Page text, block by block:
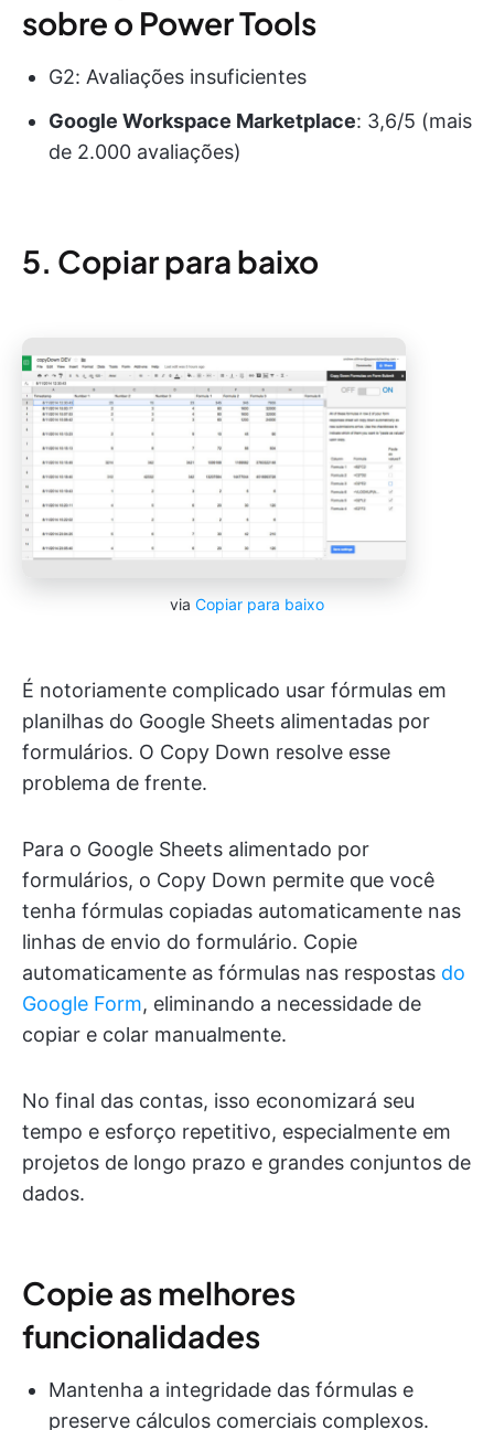
sobre o Power Tools
G2: Avaliações insuficientes
Google Workspace Marketplace: 3,6/5 (mais
de 2.000 avaliações)
5. Copiar para baixo
via Copiar para baixo
É notoriamente complicado usar fórmulas em
planilhas do Google Sheets alimentadas por
formulários. O Copy Down resolve esse
problema de frente.
Para o Google Sheets alimentado por
formulários, o Copy Down permite que você
tenha fórmulas copiadas automaticamente nas
linhas de envio do formulário. Copie
automaticamente as fórmulas nas respostas do
Google Form, eliminando a necessidade de
copiar e colar manualmente.
No final das contas, isso economizará seu
tempo e esforço repetitivo, especialmente em
projetos de longo prazo e grandes conjuntos de
dados.
Copie as melhores
funcionalidades
Mantenha a integridade das fórmulas e
preserve cálculos comerciais complexos.